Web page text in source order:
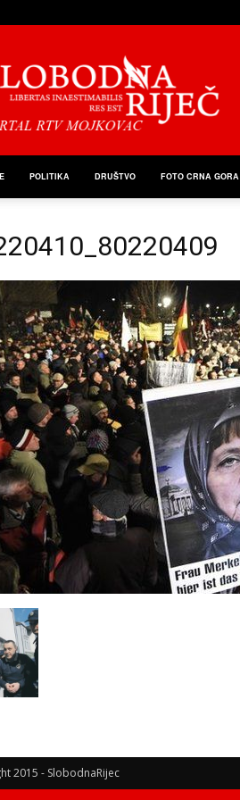
POLITIKA DRUŠTVO FOTO CRNA GORA
2015 - SlobodnaRijec